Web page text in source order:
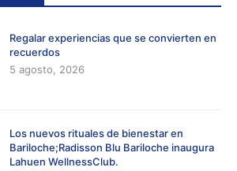
Regalar experiencias que se convierten en
recuerdos
5 agosto, 2026
Los nuevos rituales de bienestar en
Bariloche;Radisson Blu Bariloche inaugura
Lahuen WellnessClub.